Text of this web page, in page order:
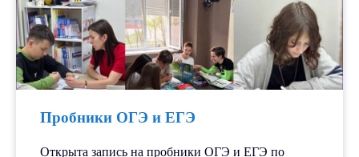
Пробники ОГЭ и ЕГЭ
Открыта запись на пробники ОГЭ и ЕГЭ по